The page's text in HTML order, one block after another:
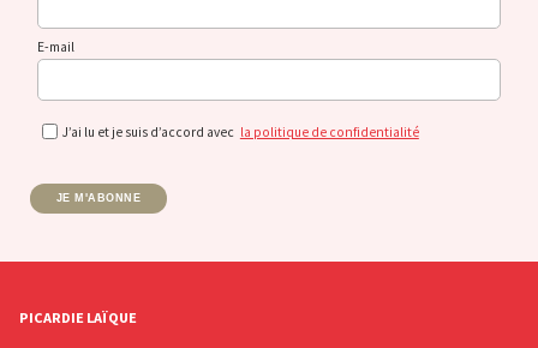
E-mail
J’ai lu et je suis d’accord avec la politique de confidentialité
JE M'ABONNE
PICARDIE LAÏQUE